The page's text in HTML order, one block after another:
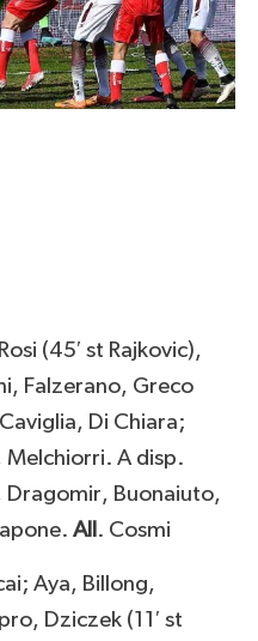
(45′ st Rajkovic),
Falzerano, Greco
Di Chiara;
Melchiorri. A disp.
Dragomir, Buonaiuto,
All . Cosmi
Aya, Billong,
Dziczek (11′ st